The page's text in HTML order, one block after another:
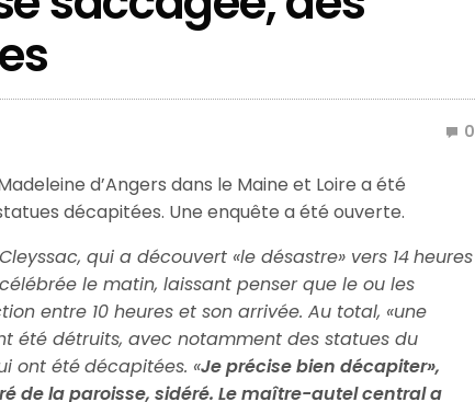
0
d’Angers dans le Maine et Loire a été
décapitées. Une enquête a été ouverte.
qui a découvert «le désastre» vers 14heures
le matin, laissant penser que le ou les
entre 10 heures et son arrivée. Au total, «une
été détruits, avec notamment des statues du
ont étédécapitées. «Je précise bien décapiter»,
de la paroisse, sidéré. Le maître-autel central a